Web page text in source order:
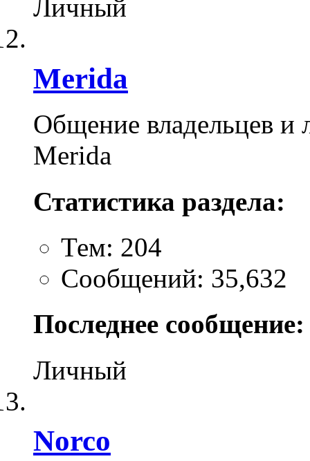
Личный
Merida
Общение владельцев и
Merida
Статистика раздела:
Тем: 204
Сообщений: 35,632
Последнее сообщение:
Личный
Norco